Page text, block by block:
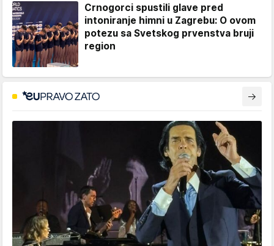
Crnogorci spustili glave pred
intoniranje himni u Zagrebu: O ovom
potezu sa Svetskog prvenstva bruji
region